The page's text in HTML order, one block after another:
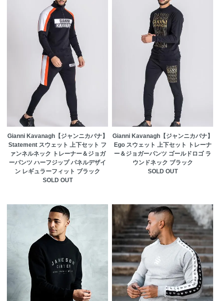
Gianni Kavanagh【ジャンニカバナ】
Statement スウェット 上下セット フ
ァンネルネック トレーナー＆ジョガ
ーパンツ ハーフジップ パネルデザイ
ン レギュラーフィット ブラック
SOLD OUT
Gianni Kavanagh【ジャンニカバナ】
Ego スウェット 上下セット トレーナ
ー＆ジョガーパンツ ゴールドロゴ ラ
ウンドネック ブラック
SOLD OUT